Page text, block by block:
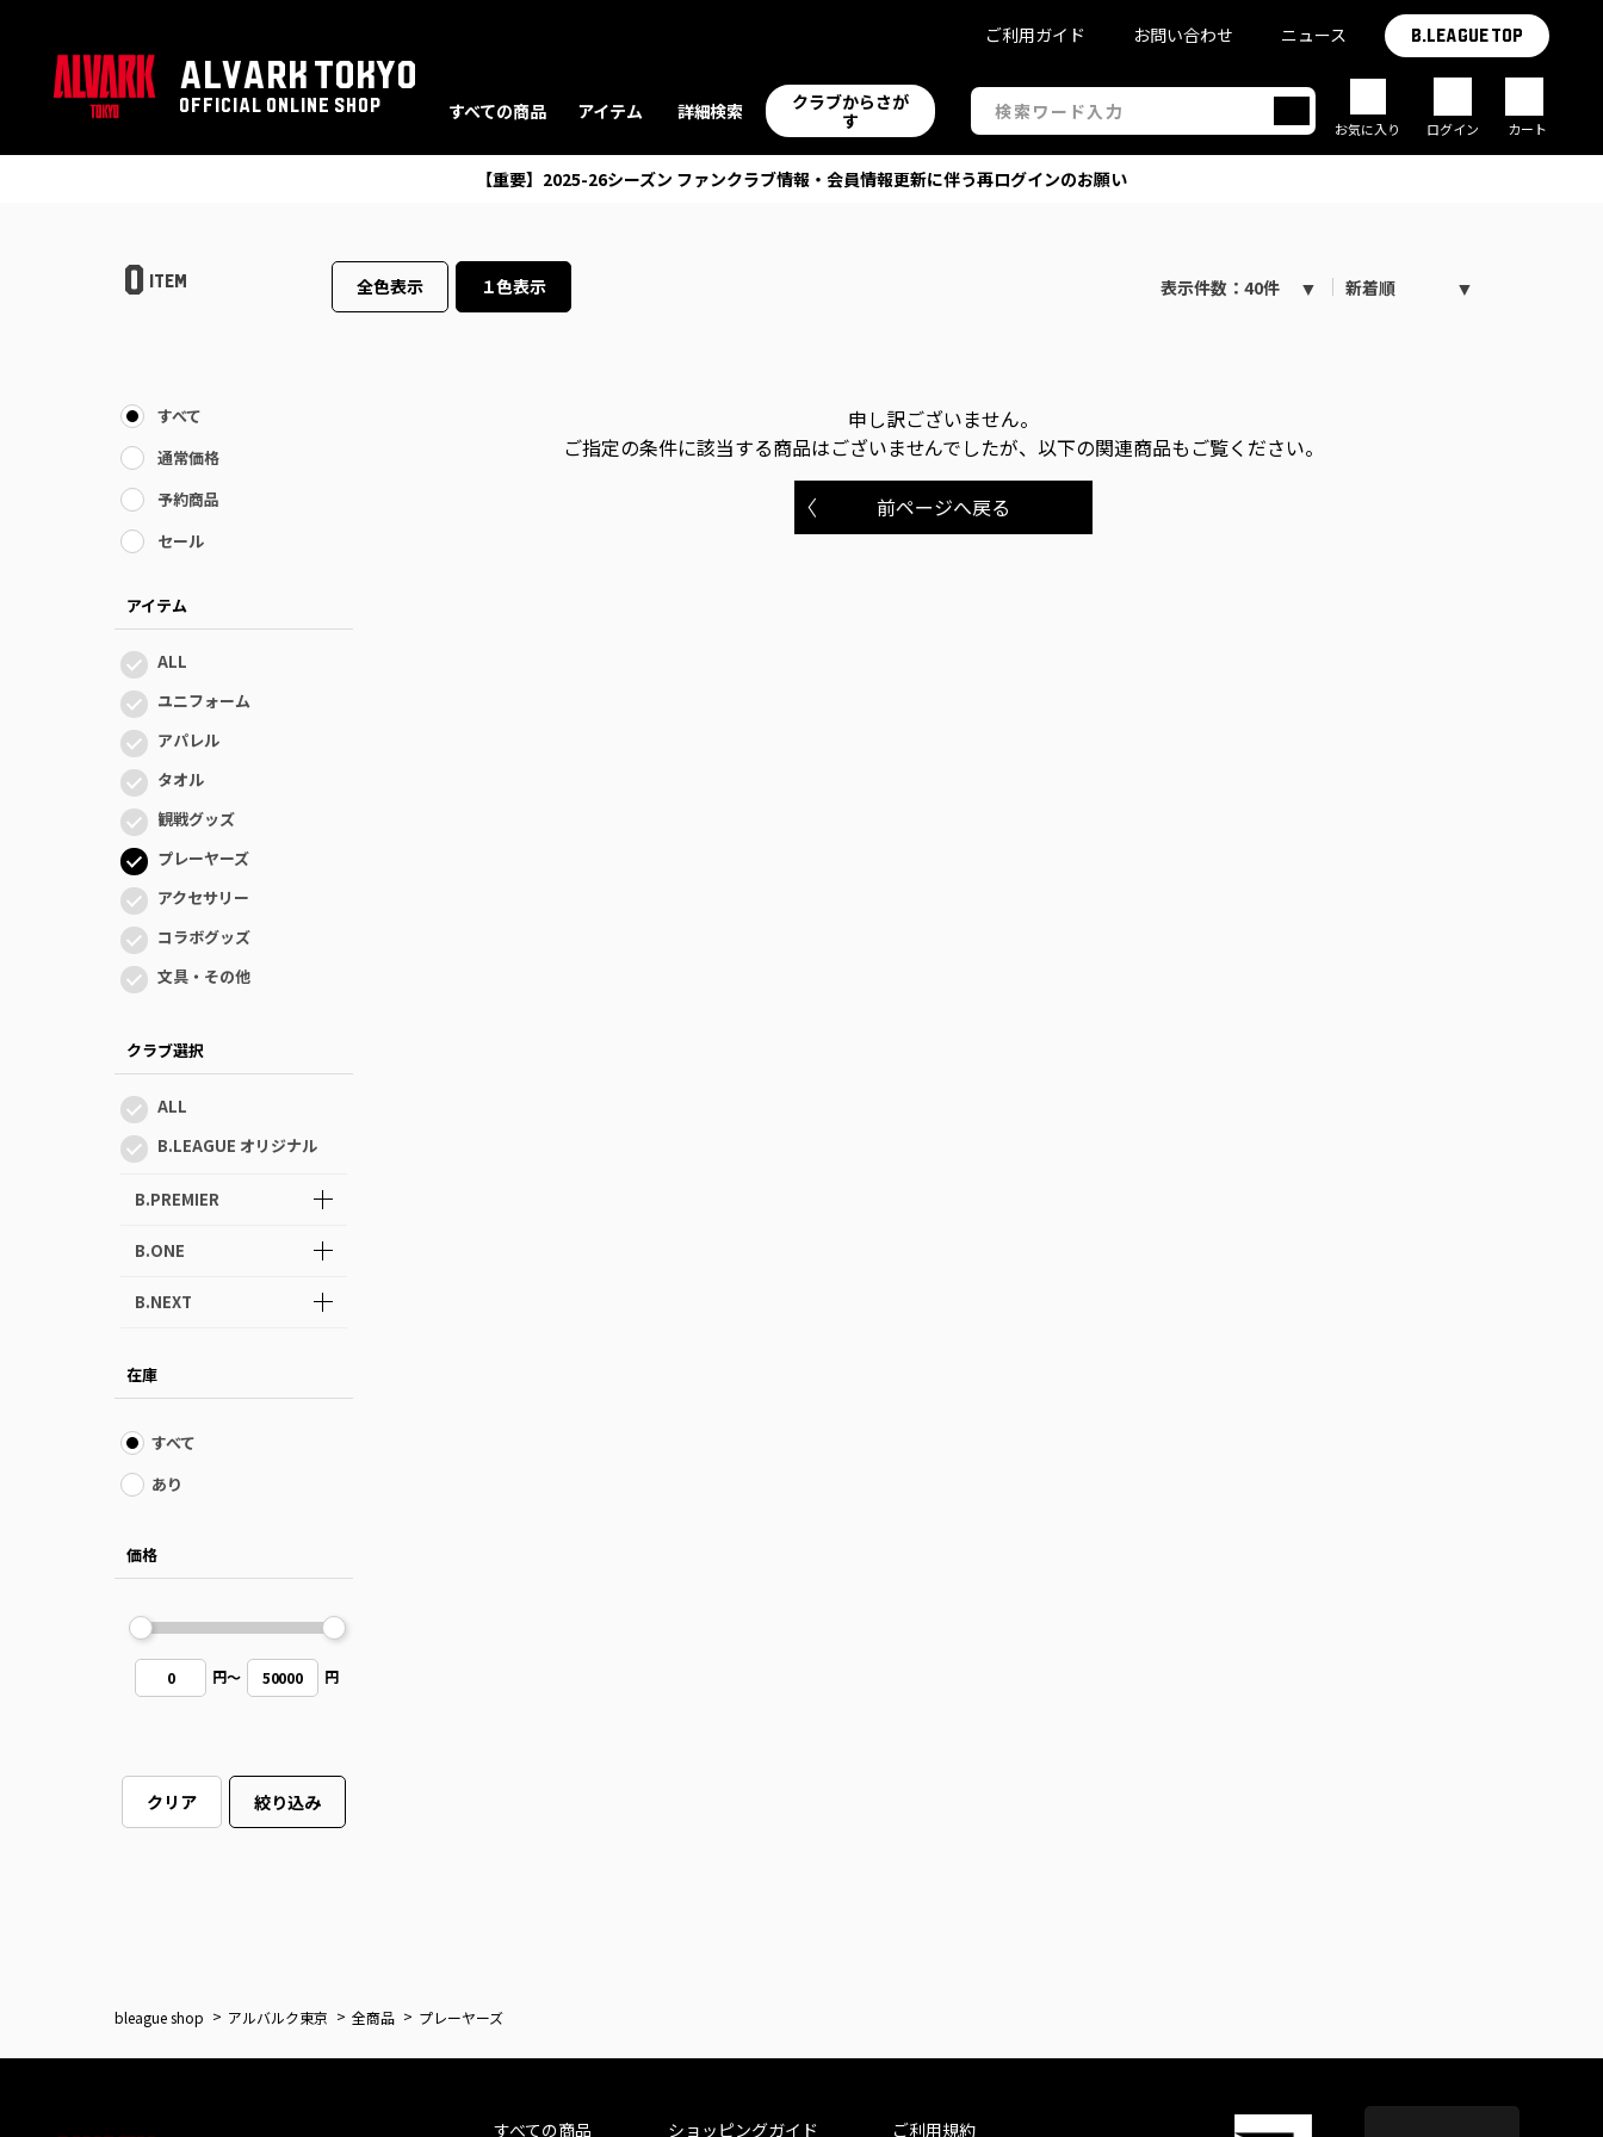
ALVARK TOKYO
OFFICIAL ONLINE SHOP すべての商品 アイテム 詳細検索
クラブからさが
す
ご利用ガイド お問い合わせ ニュース B.LEAGUE TOP
お気に入り ログイン カート
【重要】2025-26シーズン ファンクラブ情報・会員情報更新に伴う再ログインのお願い
0 ITEM 全色表示 １色表示 表示件数：40件 新着順
すべて
通常価格
予約商品
セール
アイテム
ALL
ユニフォーム
アパレル
タオル
観戦グッズ
プレーヤーズ
アクセサリー
コラボグッズ
文具・その他
クラブ選択
ALL
B.LEAGUE オリジナル
B.PREMIER
B.ONE
B.NEXT
在庫
すべて
あり
価格
0 円～ 50000 円
クリア 絞り込み
申し訳ございません。
ご指定の条件に該当する商品はございませんでしたが、以下の関連商品もご覧ください。
前ページへ戻る
bleague shop アルバルク東京 全商品 プレーヤーズ
すべての商品 ショッピングガイド ご利用規約